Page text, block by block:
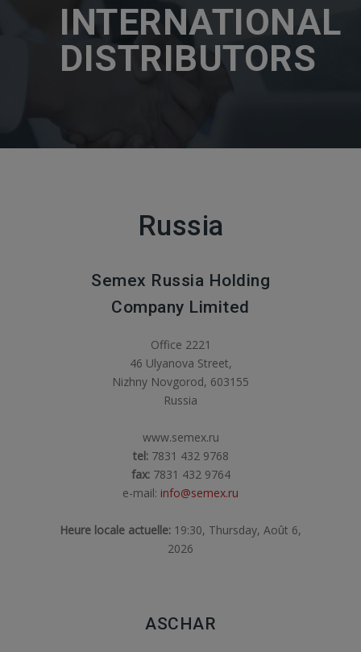
INTERNATIONAL
DISTRIBUTORS
Russia
Semex Russia Holding
Company Limited
Office 2221
46 Ulyanova Street,
Nizhny Novgorod, 603155
Russia
www.semex.ru
tel: 7831 432 9768
fax: 7831 432 9764
e-mail: info@semex.ru
Heure locale actuelle: 19:30, Thursday, Août 6,
2026
ASCHAR